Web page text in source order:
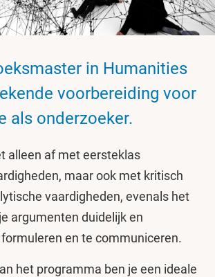
in Humanities
voorbereiding voor
als onderzoeker.
alleen af met eersteklas
maar ook met kritisch
vaardigheden, evenals het
argumenten duidelijk en
en te communiceren.
het programma ben je een ideale